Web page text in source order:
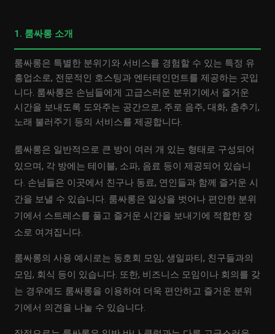
1. 룸싸롱 소개
룸싸롱은 특별한 분위기와 서비스를 경험할 수 있는 특정 유
흥업소로, 전문적인 호스팅과 엔터테인먼트를 제공하는 곳입
니다. 룸싸롱은 손님들에게 고급스러운 분위기에서 즐거운
시간을 보내도록 도와주는 공간으로, 주로 음주, 대화, 춤추기,
노래 불러주기 등의 서비스를 제공합니다.
룸싸롱은 일반적으로 큰 방이 여러 개 있는 형태로 구성되어
있으며, 각 방에는 테이블, 소파, 음료 등이 제공되어 있습니
다. 손님들은 이곳에서 친구나 동료, 연인들과 함께 즐거운 시
간을 보낼 수 있습니다. 룸싸롱은 일상을 벗어나 편안한 분위
기에서 스트레스를 풀고 즐거운 시간을 보내기에 적합한 장
소로 여겨집니다.
룸싸롱의 사용 예시로는 동호회 모임, 생일파티, 친구들과의
모임, 회식 등이 있습니다. 또한, 비즈니스 모임이나 회의를 갖
는 경우에도 룸싸롱을 이용하여 더욱 편안하고 즐거운 분위
기에서 의견을 나눌 수 있습니다.